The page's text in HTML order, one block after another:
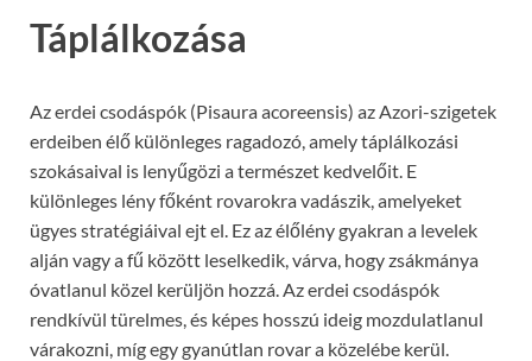
Táplálkozása
Az erdei csodáspók (Pisaura acoreensis) az Azori-szigetek
erdeiben élő különleges ragadozó, amely táplálkozási
szokásaival is lenyűgözi a természet kedvelőit. E
különleges lény főként rovarokra vadászik, amelyeket
ügyes stratégiáival ejt el. Ez az élőlény gyakran a levelek
alján vagy a fű között leselkedik, várva, hogy zsákmánya
óvatlanul közel kerüljön hozzá. Az erdei csodáspók
rendkívül türelmes, és képes hosszú ideig mozdulatlanul
várakozni, míg egy gyanútlan rovar a közelébe kerül.